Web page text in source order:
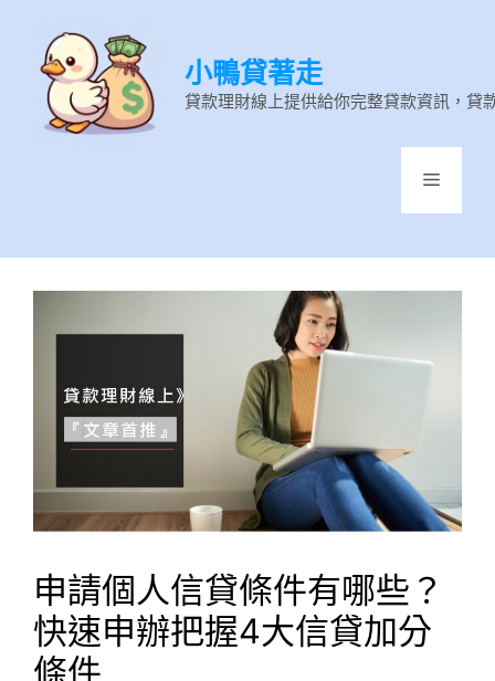
小鴨貸著走
貸款理財線上提供給你完整貸款資訊，貸
選
申請個人信貸條件有哪些？
快速申辦把握4大信貸加分
條件